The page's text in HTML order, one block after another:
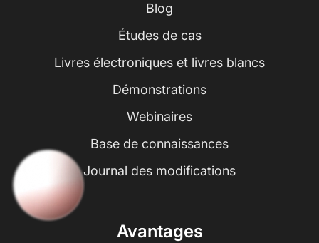
Blog
Études de cas
Livres électroniques et livres blancs
Démonstrations
Webinaires
Base de connaissances
Journal des modifications
Avantages